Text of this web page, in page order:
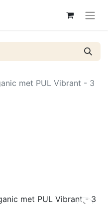
met PUL Vibrant - 3